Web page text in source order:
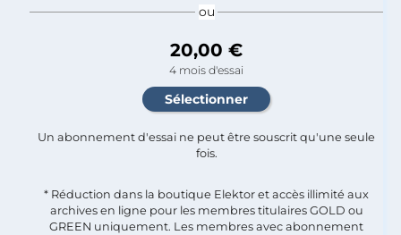
ou
20,00 €
4 mois d'essai
Un abonnement d'essai ne peut être souscrit qu'une seule
fois.​
* Réduction dans la boutique Elektor et accès illimité aux
archives en ligne pour les membres titulaires GOLD ou
GREEN uniquement. Les membres avec abonnement